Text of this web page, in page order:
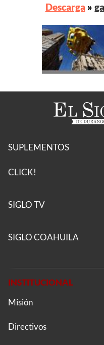
Descarga»
SUPLEMENTOS
CLICK!
SIGLO TV
SIGLO COAHUILA
INSTITUCIONAL
Misión
Directivos